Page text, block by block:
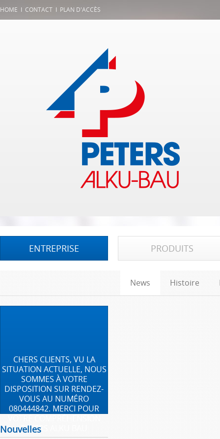
HOME Ι CONTACT Ι PLAN D'ACCÈS
ENTREPRISE PRODUITS
News Histoire
CHERS CLIENTS, VU LA
SITUATION ACTUELLE, NOUS
SOMMES À VOTRE
DISPOSITION SUR RENDEZ-
VOUS AU NUMÉRO
080444842. MERCI POUR
PETERS ALKU BAU
Nouvelles